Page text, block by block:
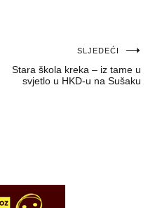
SLJEDEĆI
Stara škola kreka – iz tame u
svjetlo u HKD-u na Sušaku